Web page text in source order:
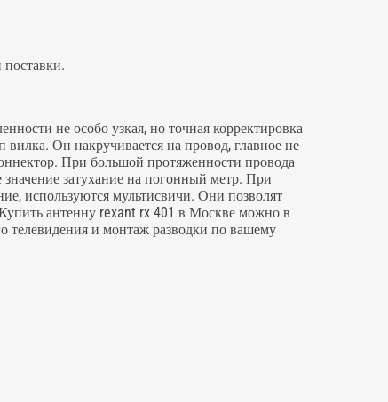
не особо узкая, но точная корректировка
вилка. Он накручивается на провод, главное не
При большой протяженности провода
затухание на погонный метр. При
используются мультисвичи. Они позволят
антенну rexant rx 401 в Москве можно в
телевидения и монтаж разводки по вашему